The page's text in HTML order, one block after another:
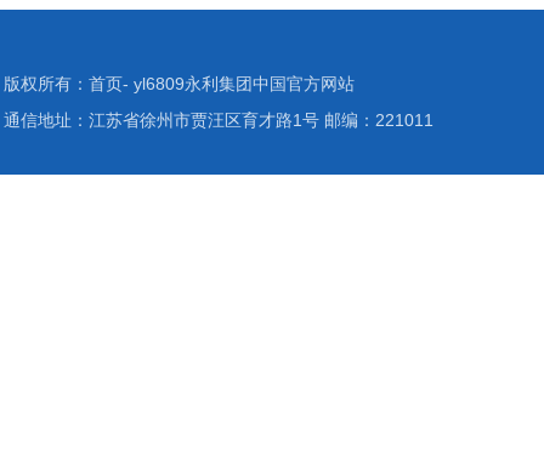
版权所有：首页- yl6809永利集团中国官方网站
通信地址：江苏省徐州市贾汪区育才路1号 邮编：221011